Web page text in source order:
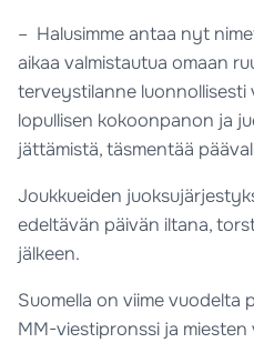
– Halusimme antaa nyt
aikaa valmistautua omaan
terveystilanne luonnollisesti
lopullisen kokoonpanon ja
jättämistä, täsmentää
Joukkueiden
edeltävän päivän iltana,
jälkeen.
Suomella on viime vuodelta
MM-viestipronssi ja miesten